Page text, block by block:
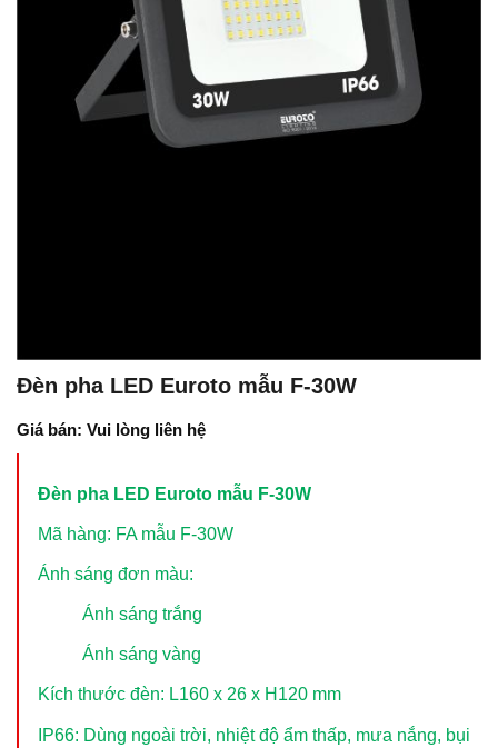
Đèn pha LED Euroto mẫu F-30W
Giá bán: Vui lòng liên hệ
Đèn pha LED Euroto mẫu F-30W
Mã hàng: FA mẫu F-30W
Ánh sáng đơn màu:
Ánh sáng trắng
Ánh sáng vàng
Kích thước đèn: L160 x 26 x H120 mm
IP66: Dùng ngoài trời, nhiệt độ ẩm thấp, mưa nắng, bụi